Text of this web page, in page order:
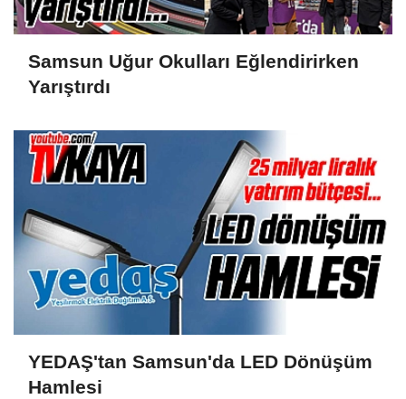
Samsun Uğur Okulları Eğlendirirken
Yarıştırdı
YEDAŞ'tan Samsun'da LED Dönüşüm
Hamlesi